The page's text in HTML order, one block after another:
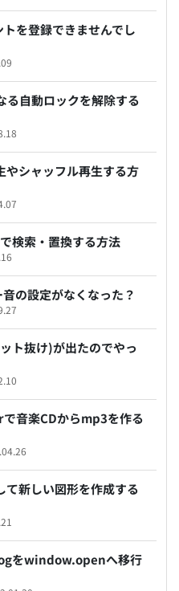
を登録できませんでし
自動ロックを解除する
やシャッフル再生する方
検索・置換する方法
の設定がなくなった？
ト抜け)が出たのでやっ
音楽CDからmp3を作る
て新しい図形を作成する
をwindow.openへ移行